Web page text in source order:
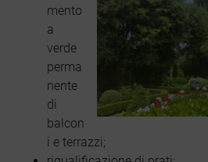
mento
a
verde
perma
nente
di
balcon
i e terrazzi;